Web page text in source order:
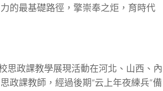
的最基礎路徑，擎崇奉之炬，育時代
思政課教學展現活動在河北、山西、內
政課教師，經過後期“云上年夜練兵”備